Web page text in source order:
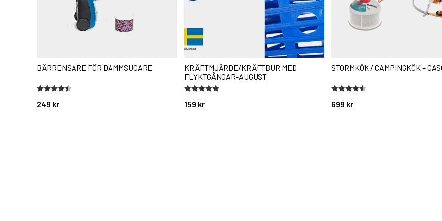
BÄRRENSARE FÖR DAMMSUGARE
249 kr
Betyg:
4.7 utav 5 stjärnor
KRÄFTMJÄRDE/KRÄFTBUR MED
FLYKTGÅNGAR-AUGUST
159 kr
Betyg:
5.0 utav 5 stjärnor
STORMKÖK / CAMPINGKÖK –
699 kr
Betyg:
4.4 utav 5 stjärnor